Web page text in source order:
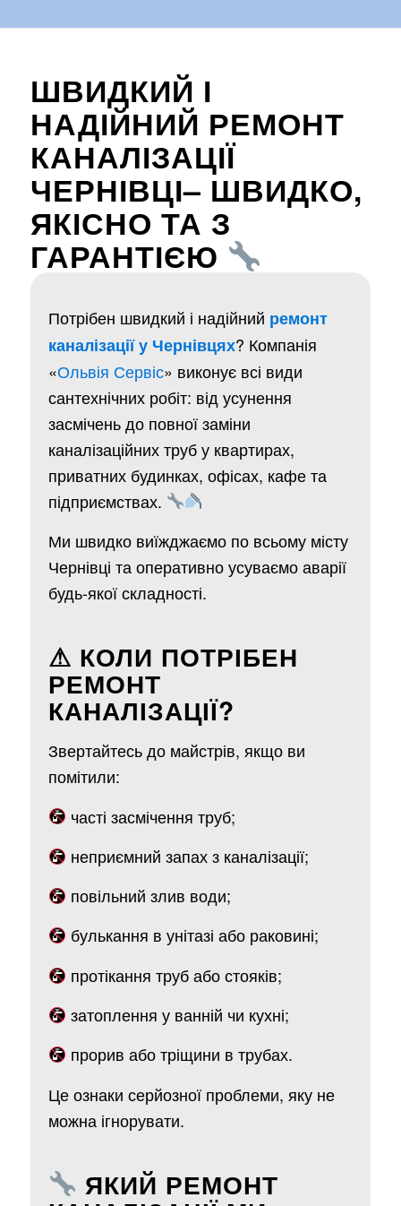
ШВИДКИЙ І
НАДІЙНИЙ РЕМОНТ
КАНАЛІЗАЦІЇ
ЧЕРНІВЦІ– ШВИДКО,
ЯКІСНО ТА З
ГАРАНТІЄЮ
Потрібен швидкий і надійний ремонт
каналізації у Чернівцях? Компанія
«Ольвія Сервіс» виконує всі види
сантехнічних робіт: від усунення
засмічень до повної заміни
каналізаційних труб у квартирах,
приватних будинках, офісах, кафе та
підприємствах.
Ми швидко виїжджаємо по всьому місту
Чернівці та оперативно усуваємо аварії
будь-якої складності.
⚠ КОЛИ ПОТРІБЕН
РЕМОНТ
КАНАЛІЗАЦІЇ?
Звертайтесь до майстрів, якщо ви
помітили:
часті засмічення труб;
неприємний запах з каналізації;
повільний злив води;
булькання в унітазі або раковині;
протікання труб або стояків;
затоплення у ванній чи кухні;
прорив або тріщини в трубах.
Це ознаки серйозної проблеми, яку не
можна ігнорувати.
ЯКИЙ РЕМОНТ